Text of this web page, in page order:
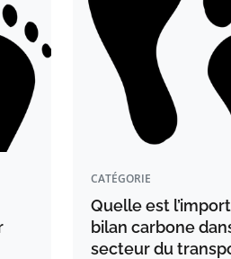
CATÉGORIE
Quelle est
bilan carbone
secteur du